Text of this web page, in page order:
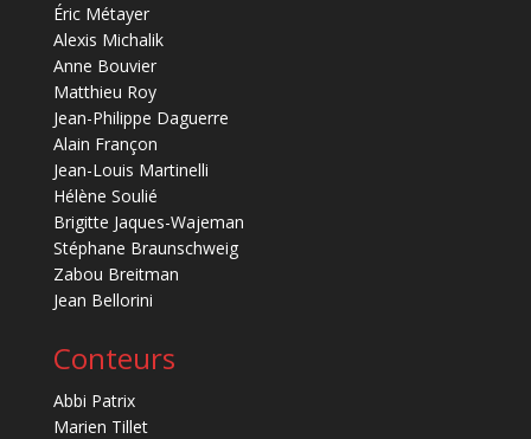
Éric Métayer
Alexis Michalik
Anne Bouvier
Matthieu Roy
Jean-Philippe Daguerre
Alain Françon
Jean-Louis Martinelli
Hélène Soulié
Brigitte Jaques-Wajeman
Stéphane Braunschweig
Zabou Breitman
Jean Bellorini
Conteurs
Abbi Patrix
Marien Tillet